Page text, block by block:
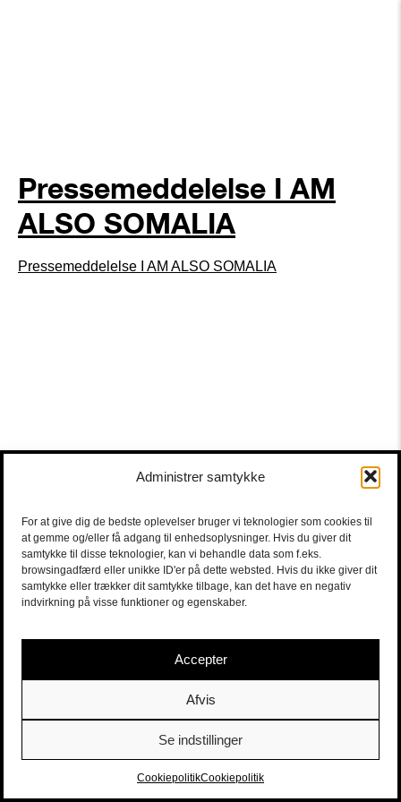
Administrer samtykke
For at give dig de bedste oplevelser bruger vi teknologier som cookies til
at gemme og/eller få adgang til enhedsoplysninger. Hvis du giver dit
samtykke til disse teknologier, kan vi behandle data som f.eks.
browsingadfærd eller unikke ID'er på dette websted. Hvis du ikke giver dit
samtykke eller trækker dit samtykke tilbage, kan det have en negativ
indvirkning på visse funktioner og egenskaber.
Accepter
Afvis
Se indstillinger
CookiepolitikCookiepolitik
Pressemeddelelse I AM
ALSO SOMALIA
Pressemeddelelse I AM ALSO SOMALIA
Sort/Hvid | Staldgade 26-30 - 1699 Købehavn V |
Billetter|billet@sort-hvid.dk